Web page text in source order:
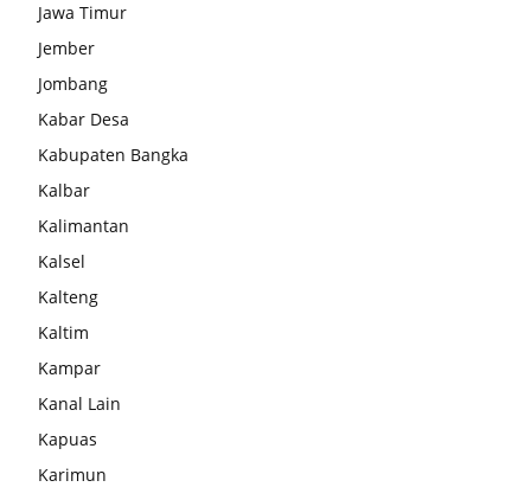
Jawa Timur
Jember
Jombang
Kabar Desa
Kabupaten Bangka
Kalbar
Kalimantan
Kalsel
Kalteng
Kaltim
Kampar
Kanal Lain
Kapuas
Karimun